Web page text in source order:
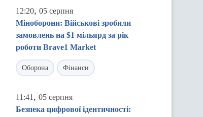
12:20, 05 серпня
Міноборони: Військові зробили
замовлень на $1 мільярд за рік
роботи Brave1 Market
Оборона Фінанси
11:41 , 05 серпня
Безпека цифрової ідентичності: